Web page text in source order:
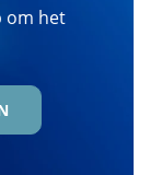
om het